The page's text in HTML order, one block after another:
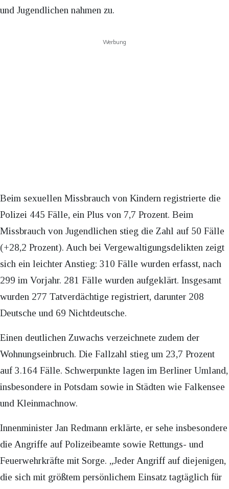
und Jugendlichen nahmen zu.
Werbung
Beim sexuellen Missbrauch von Kindern registrierte die
Polizei 445 Fälle, ein Plus von 7,7 Prozent. Beim
Missbrauch von Jugendlichen stieg die Zahl auf 50 Fälle
(+28,2 Prozent). Auch bei Vergewaltigungsdelikten zeigt
sich ein leichter Anstieg: 310 Fälle wurden erfasst, nach
299 im Vorjahr. 281 Fälle wurden aufgeklärt. Insgesamt
wurden 277 Tatverdächtige registriert, darunter 208
Deutsche und 69 Nichtdeutsche.
Einen deutlichen Zuwachs verzeichnete zudem der
Wohnungseinbruch. Die Fallzahl stieg um 23,7 Prozent
auf 3.164 Fälle. Schwerpunkte lagen im Berliner Umland,
insbesondere in Potsdam sowie in Städten wie Falkensee
und Kleinmachnow.
Innenminister Jan Redmann erklärte, er sehe insbesondere
die Angriffe auf Polizeibeamte sowie Rettungs- und
Feuerwehrkräfte mit Sorge. „Jeder Angriff auf diejenigen,
die sich mit größtem persönlichem Einsatz tagtäglich für